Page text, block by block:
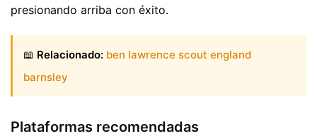
presionando arriba con éxito.
📖 Relacionado: ben lawrence scout england
barnsley
Plataformas recomendadas